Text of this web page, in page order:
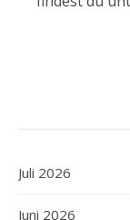
Juli 2026
Juni 2026